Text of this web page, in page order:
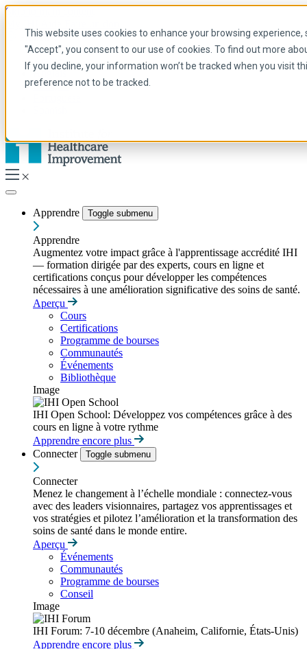
This website uses cookies to enhance your browsing
"Accept", you consent to our use of cookies. To find out more
If you decline, your information won’t be tracked when you visit
preference not to be tracked.
Skip to main content
French
Arabic
Anglais
Français
Apprendre Toggle submenu
Apprendre
Augmentez votre impact grâce à l'apprentissage accrédité IHI
— formation dirigée par des experts, cours en ligne et
certifications conçus pour développer les compétences
nécessaires à une amélioration significative des soins de santé.
Aperçu
Cours
Certifications
Programme de bourses
Communautés
Événements
Bibliothèque
Image
IHI Open School: Développez vos compétences grâce à des
cours en ligne à votre rythme
Apprendre encore plus
Connecter
Toggle submenu
Connecter
Menez le changement à l’échelle mondiale : connectez-vous
avec des leaders visionnaires, partagez vos apprentissages et
vos stratégies et pilotez l’amélioration et la transformation des
soins de santé dans le monde entire.
Aperçu
Événements
Communautés
Programme de bourses
Conseil
Image
IHI Forum: 7-10 décembre (Anaheim, Californie, États-Unis)
Apprendre encore plus